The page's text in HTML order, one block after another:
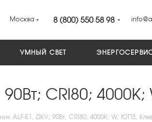
Москва 8 (800) 550 58 98
УМНЫЙ СВЕТ
CRI80;
ALF-E1; ДКУ; 90Вт; CRI80; 4000K; W; ЮПЗ;